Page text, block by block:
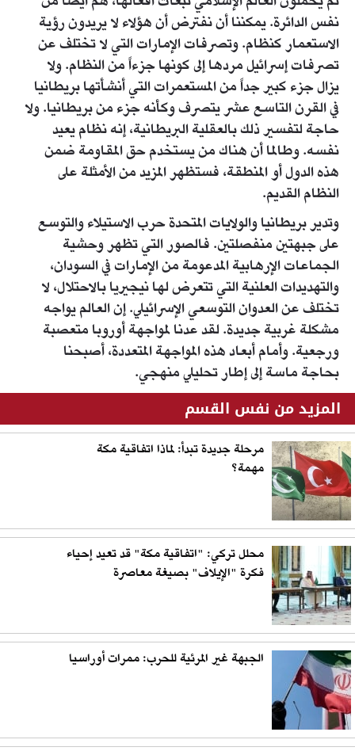
نفس الدائرة. يمكننا أن نفترض أن هؤلاء لا يريدون رؤية
الاستعمار كنظام. وتصرفات الإمارات التي لا تختلف عن
تصرفات إسرائيل مردها إلى كونها جزءاً من النظام. ولا
يزال جزء كبير جداً من المستعمرات التي أنشأتها بريطانيا
في القرن التاسع عشر يتصرف وكأنه جزء من بريطانيا. ولا
حاجة لتفسير ذلك بالعقلية البريطانية، إنه نظام يعيد
نفسه. وطالما أن هناك من يستخدم حق المقاومة ضمن
هذه الدول أو المنطقة، فستظهر المزيد من الأمثلة على
النظام القديم.
وتدير بريطانيا والولايات المتحدة حرب الاستيلاء والتوسع
على جبهتين منفصلتين. فالصور التي تظهر وحشية
الجماعات الإرهابية المدعومة من الإمارات في السودان،
والتهديدات العلنية التي تتعرض لها نيجيريا بالاحتلال، لا
تختلف عن العدوان التوسعي الإسرائيلي. إن العالم يواجه
مشكلة غربية جديدة. لقد عدنا لمواجهة أوروبا متعصبة
ورجعية. وأمام أبعاد هذه المواجهة المتعددة، أصبحنا
بحاجة ماسة إلى إطار تحليلي منهجي.
المزيد من نفس القسم
مرحلة جديدة تبدأ: لماذا اتفاقية مكة
مهمة؟
محلل تركي: "اتفاقية مكة" قد تعيد إحياء
فكرة "الإيلاف" بصيغة معاصرة
الجبهة غير المرئية للحرب: ممرات أوراسيا